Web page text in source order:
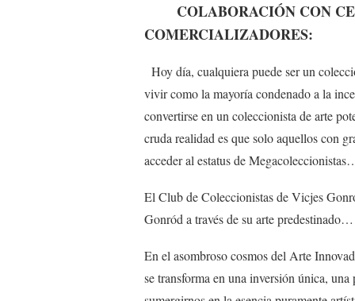
COLABORACIÓN CON
COMERCIALIZADORES:
Hoy día, cualquiera puede ser un
vivir como la mayoría condenado a la
convertirse en un coleccionista de arte
cruda realidad es que solo aquellos con
acceder al estatus de
El Club de Coleccionistas de Vicjes
Gonród a través de su arte predestinado…
En el asombroso cosmos del Arte
se transforma en una inversión única,